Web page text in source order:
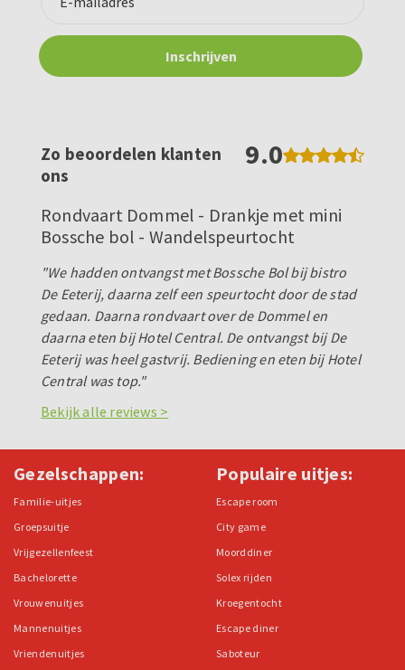
Zo beoordelen klanten
ons
9.0
Rondvaart Dommel - Drankje met mini
Bossche bol - Wandelspeurtocht
"We hadden ontvangst met Bossche Bol bij bistro
De Eeterij, daarna zelf een speurtocht door de stad
gedaan. Daarna rondvaart over de Dommel en
daarna eten bij Hotel Central. De ontvangst bij De
Eeterij was heel gastvrij. Bediening en eten bij Hotel
Central was top."
Bekijk alle reviews >
Gezelschappen:
Familie-uitjes
Groepsuitje
Vrijgezellenfeest
Bachelorette
Vrouwenuitjes
Mannenuitjes
Vriendenuitjes
Populaire uitjes:
Escape room
City game
Moorddiner
Solex rijden
Kroegentocht
Escape diner
Saboteur